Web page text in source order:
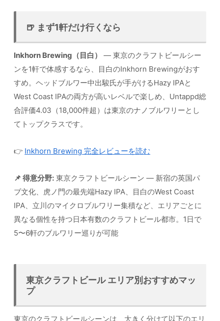
🍺 まず1軒だけ行くなら
Inkhorn Brewing（目白）
— 東京のクラフトビールシー
ンを1軒で体感するなら、目白のInkhorn Brewingがおす
すめ。ヘッドブルワー中出駿氏が手がけるHazy IPAと
West Coast IPAの両方が高いレベルで楽しめ、Untappd総
合評価4.03（18,000件超）は東京のナノブルワリーとし
てトップクラスです。
👉 Inkhorn Brewing 完全レビューを読む
📌 得意分野: 東京クラフトビールシーン — 新宿の英国パ
ブ文化、虎ノ門の最先端Hazy IPA、目白のWest Coast
IPA、立川のマイクロブルワリー集積など、エリアごとに
異なる個性を持つ日本有数のクラフトビール都市。1日で
5〜6軒のブルワリー巡りが可能
東京クラフトビール エリア別おすすめマッ
プ
東京のクラフトビールシーンは、大きく分けて以下のエリ